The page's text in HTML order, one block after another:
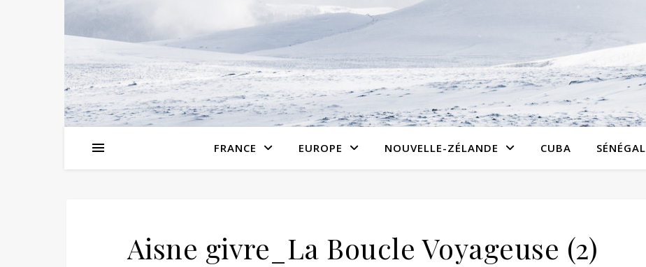
FRANCE EUROPE NOUVELLE-ZÉLANDE CUBA SÉNÉGAL
Aisne givre_La Boucle Voyageuse (2)